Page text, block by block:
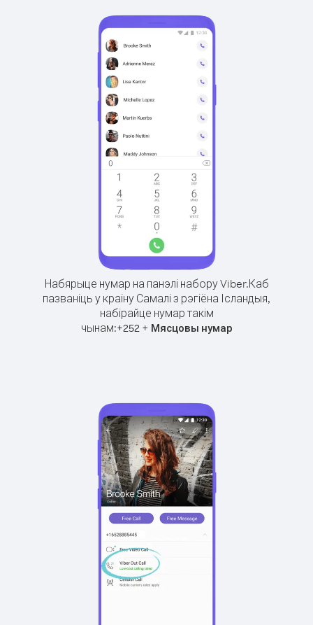
Набярыце нумар на панэлі набору Viber.Каб
пазваніць у краіну Самалі з рэгіёна Ісландыя,
набірайце нумар такім
чынам:+252+ Мясцовы нумар